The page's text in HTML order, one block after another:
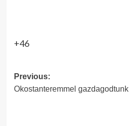
+46
Post
navigation
Previous:
Okostanteremmel gazdagodtunk